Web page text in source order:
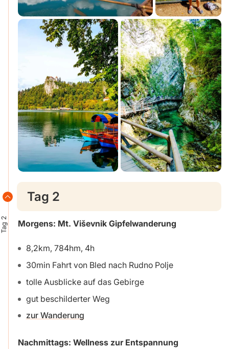
Tag 2
Tag 2
Morgens: Mt. Viševnik Gipfelwanderung
8,2km, 784hm, 4h
30min Fahrt von Bled nach Rudno Polje
tolle Ausblicke auf das Gebirge
gut beschilderter Weg
zur Wanderung
Nachmittags: Wellness zur Entspannung